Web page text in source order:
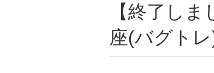
【終了しました】9/26(金)ゲームデバック体験講
座(バグト